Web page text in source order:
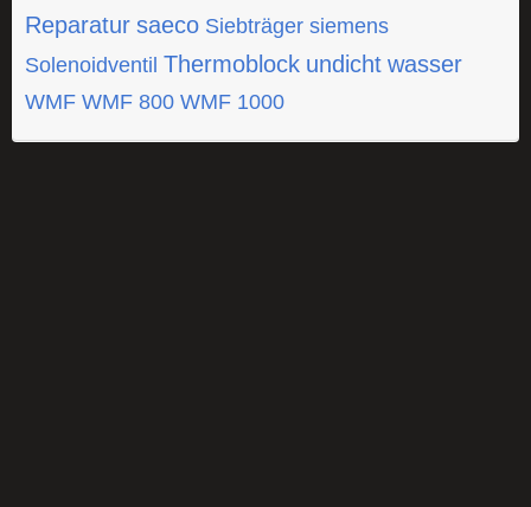
Reparatur saeco Siebträger siemens
Solenoidventil Thermoblock undicht wasser
WMF WMF 800 WMF 1000